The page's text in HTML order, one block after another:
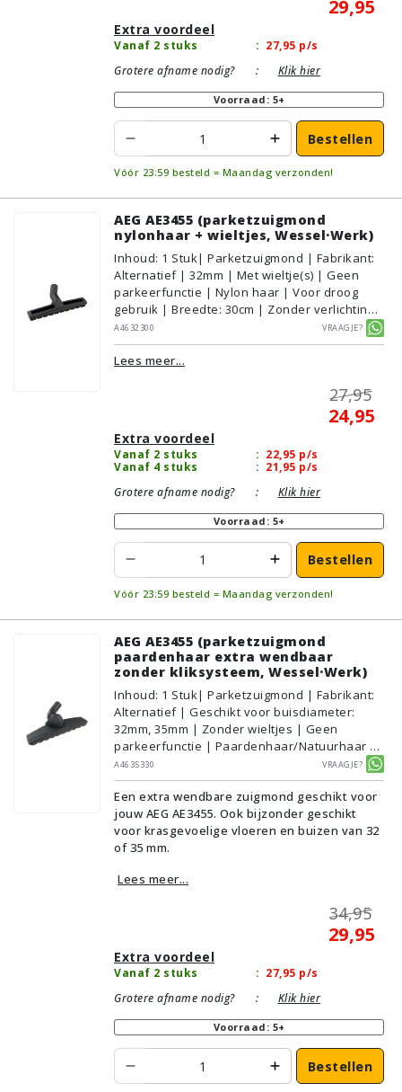
29,95
Extra voordeel
Vanaf 2 stuks : 27,95 p/s
Grotere afname nodig?
: Klik hier
Voorraad: 5+
Bestellen
Vóór 23:59 besteld = Maandag verzonden!
AEG AE3455 (parketzuigmond
nylonhaar + wieltjes, Wessel·Werk)
Inhoud: 1 Stuk| Parketzuigmond | Fabrikant:
Alternatief | 32mm | Met wieltje(s) | Geen
parkeerfunctie | Nylon haar | Voor droog
gebruik | Breedte: 30cm | Zonder verlichting |
Zonder kliksysteem | Zwart | Wessel·Werk |
Geschikt voor vloertype: Plavuizen/Tegels,
Parket/Laminaat, PVC/Vinyl
A4632300 Vraagje?
Lees meer...
27,95
24,95
Extra voordeel
Vanaf 2 stuks : 22,95 p/s
Vanaf 4 stuks
: 21,95 p/s
Grotere afname nodig?
: Klik hier
Voorraad: 5+
Bestellen
Vóór 23:59 besteld = Maandag verzonden!
AEG AE3455 (parketzuigmond
paardenhaar extra wendbaar
zonder kliksysteem, Wessel·Werk)
Inhoud: 1 Stuk| Parketzuigmond | Fabrikant:
Alternatief | Geschikt voor buisdiameter:
32mm, 35mm | Zonder wieltjes | Geen
parkeerfunctie | Paardenhaar/Natuurhaar |
Voor droog gebruik | Breedte: 33cm | Zonder
verlichting | Zonder kliksysteem | Zwart |
Wessel·Werk | Geschikt voor vloertype:
Plavuizen/Tegels, Parket/Laminaat, PVC/Vinyl
A4635330 Vraagje?
Een extra wendbare zuigmond geschikt voor
jouw AEG AE3455. Ook bijzonder geschikt
voor krasgevoelige vloeren en buizen van 32
of 35 mm.
Lees meer...
34,95
29,95
Extra voordeel
Vanaf 2 stuks : 27,95 p/s
Grotere afname nodig?
: Klik hier
Voorraad: 5+
Bestellen